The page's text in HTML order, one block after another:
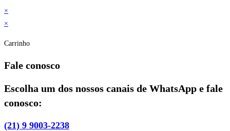
×
×
Carrinho
Fale conosco
Escolha um dos nossos canais de WhatsApp e fale
conosco:
(21) 9 9003-2238